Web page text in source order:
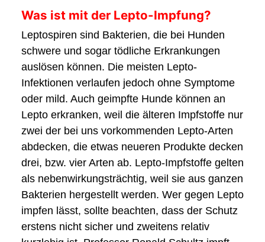
Was ist mit der Lepto-Impfung?
Leptospiren sind Bakterien, die bei Hunden
schwere und sogar tödliche Erkrankungen
auslösen können. Die meisten Lepto-
Infektionen verlaufen jedoch ohne Symptome
oder mild. Auch geimpfte Hunde können an
Lepto erkranken, weil die älteren Impfstoffe nur
zwei der bei uns vorkommenden Lepto-Arten
abdecken, die etwas neueren Produkte decken
drei, bzw. vier Arten ab. Lepto-Impfstoffe gelten
als nebenwirkungsträchtig, weil sie aus ganzen
Bakterien hergestellt werden. Wer gegen Lepto
impfen lässt, sollte beachten, dass der Schutz
erstens nicht sicher und zweitens relativ